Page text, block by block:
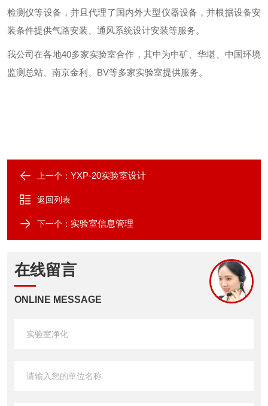
检测仪等设备，并且代理了国内外大型仪器设备，并根据设备安
装条件提供气路安装、通风系统设计安装等服务。
我公司在各地40多家实验室合作，其中为中矿、华堪、中国环境
监测总站、南京金利、BV等多家实验室提供服务。
上一个： YXP-20实验室设计
返回列表
下一个： 实验室信息管理
在线留言
ONLINE MESSAGE